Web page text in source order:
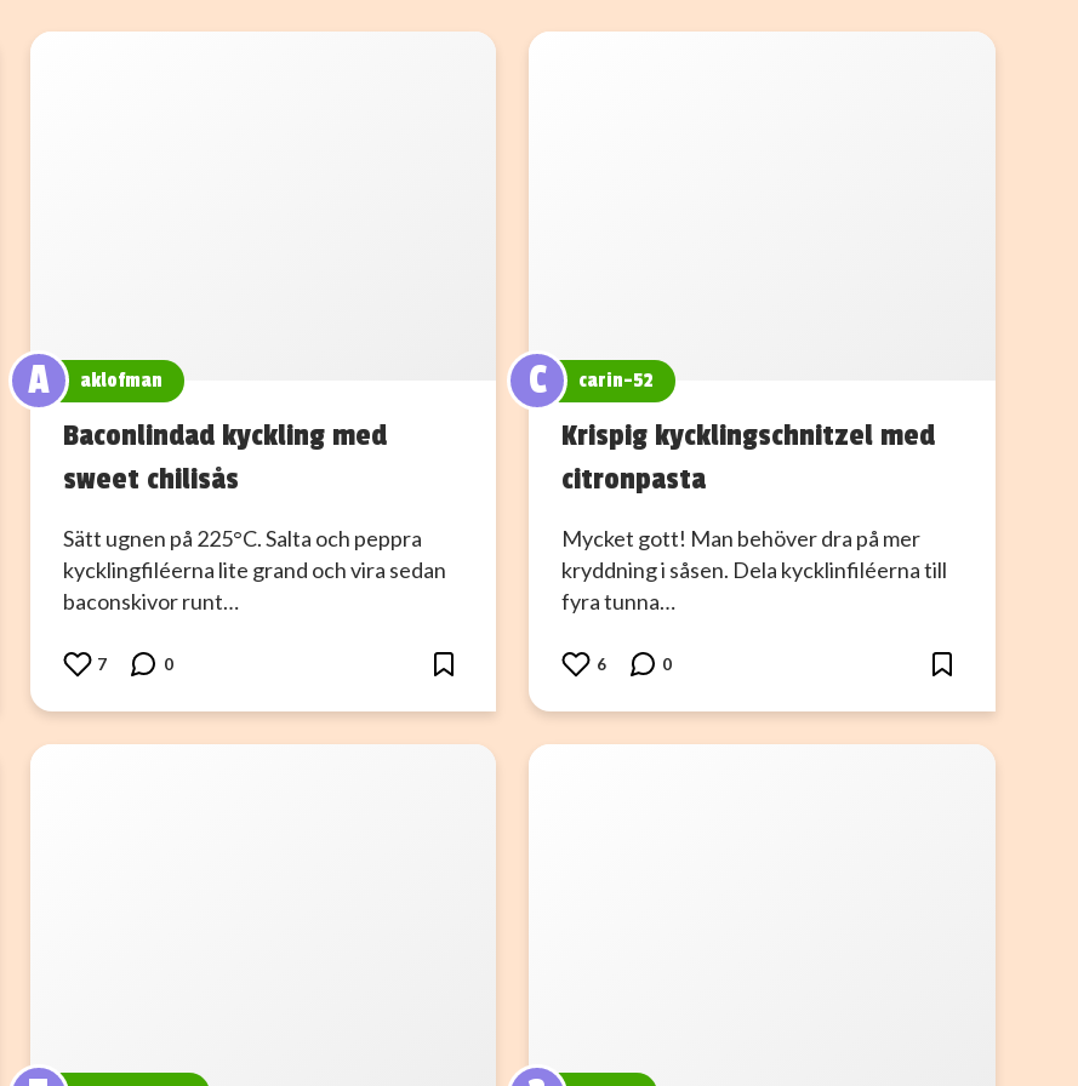
A aklofman
Baconlindad kyckling med
sweet chilisås
Sätt ugnen på 225°C. Salta och peppra
kycklingfiléerna lite grand och vira sedan
baconskivor runt…
7 0
C carin-52
Krispig kycklingschnitzel med
citronpasta
Mycket gott! Man behöver dra på mer
kryddning i såsen. Dela kycklinfiléerna till
fyra tunna…
6 0